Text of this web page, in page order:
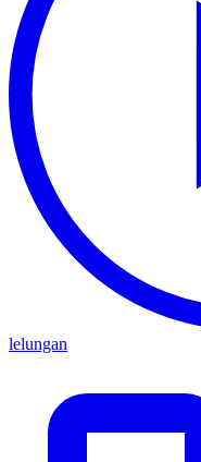
lelungan